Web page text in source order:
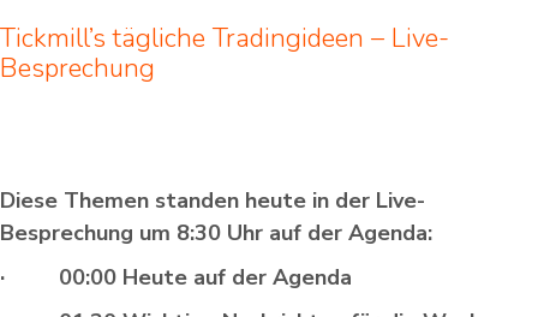
Tickmill’s tägliche Tradingideen – Live-
Besprechung
Diese Themen standen heute in der Live-
Besprechung um 8:30 Uhr auf der Agenda:
· 00:00 Heute auf der Agenda